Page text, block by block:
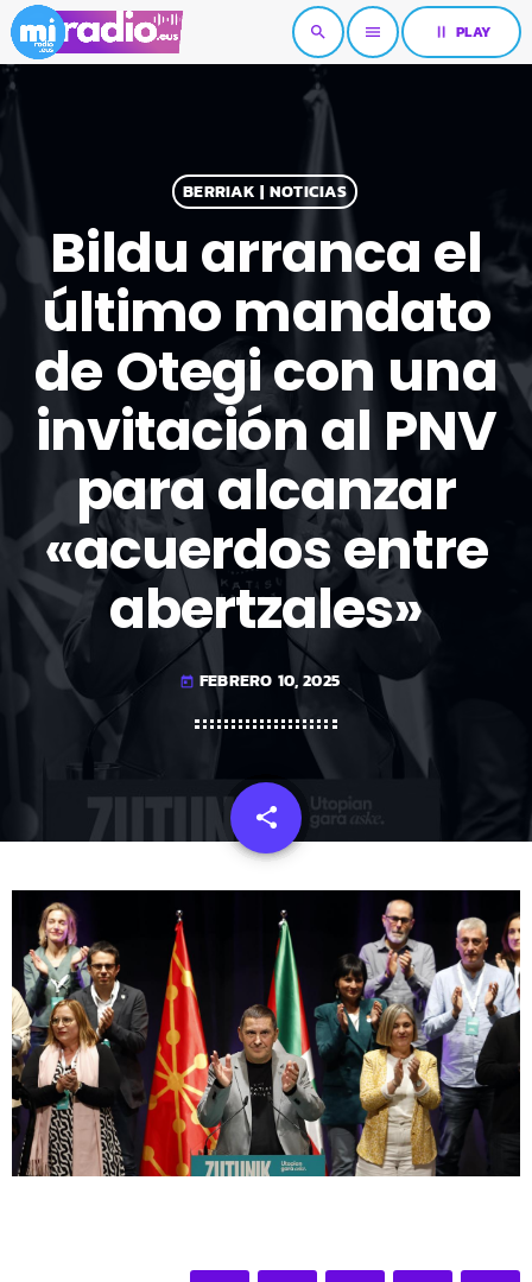
search menu pause PLAY
BERRIAK | NOTICIAS
Bildu arranca el
último mandato
de Otegi con una
invitación al PNV
para alcanzar
«acuerdos entre
abertzales»
today FEBRERO 10, 2025
share
email